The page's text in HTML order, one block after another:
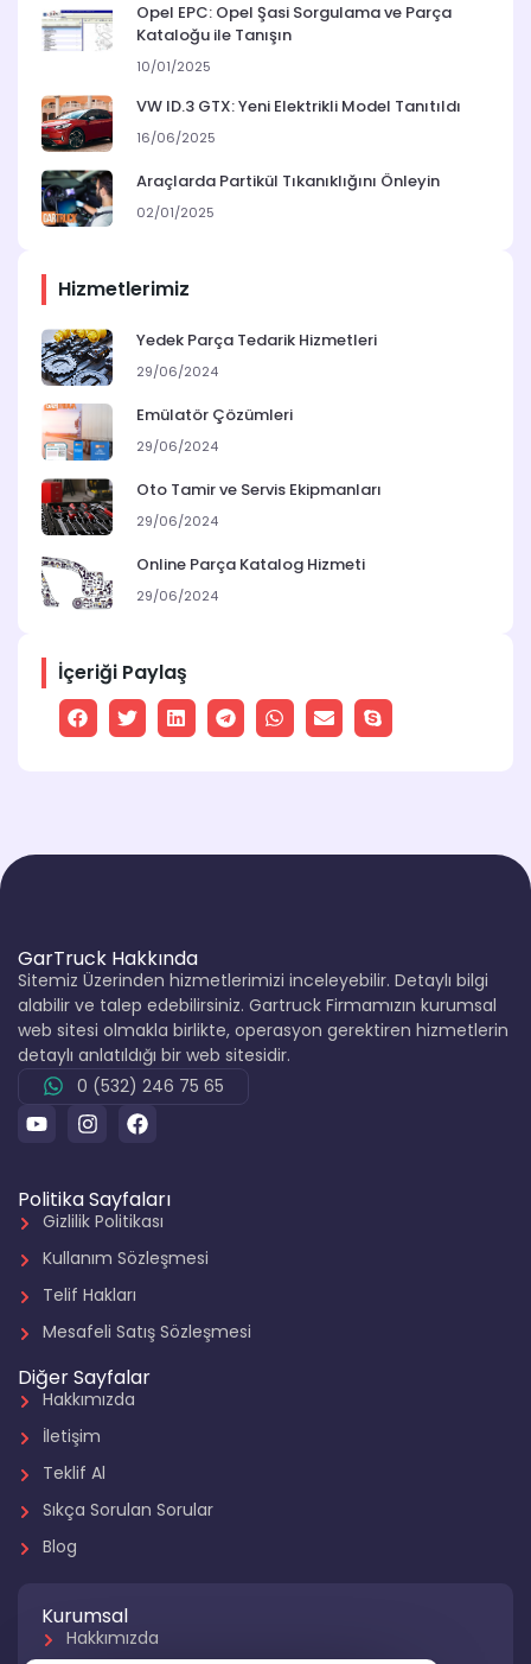
Opel EPC: Opel Şasi Sorgulama ve Parça
Kataloğu ile Tanışın
10/01/2025
VW ID.3 GTX: Yeni Elektrikli Model Tanıtıldı
16/06/2025
Araçlarda Partikül Tıkanıklığını Önleyin
02/01/2025
Hizmetlerimiz
Yedek Parça Tedarik Hizmetleri
29/06/2024
Emülatör Çözümleri
29/06/2024
Oto Tamir ve Servis Ekipmanları
29/06/2024
Online Parça Katalog Hizmeti
29/06/2024
İçeriği Paylaş
GarTruck Hakkında
Sitemiz Üzerinden hizmetlerimizi inceleyebilir. Detaylı bilgi
alabilir ve talep edebilirsiniz. Gartruck Firmamızın kurumsal
web sitesi olmakla birlikte, operasyon gerektiren hizmetlerin
detaylı anlatıldığı bir web sitesidir.
0 (532) 246 75 65
Politika Sayfaları
Gizlilik Politikası
Kullanım Sözleşmesi
Telif Hakları
Mesafeli Satış Sözleşmesi
Diğer Sayfalar
Hakkımızda
İletişim
Teklif Al
Sıkça Sorulan Sorular
Blog
Kurumsal
Hakkımızda